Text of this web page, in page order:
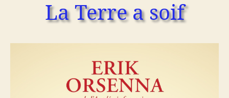
La Terre a soif